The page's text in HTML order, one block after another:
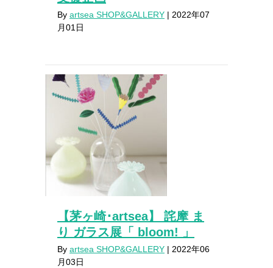
By artsea SHOP&GALLERY | 2022年07
月01日
【茅ヶ崎･artsea】 詫摩 ま
り ガラス展「 bloom! 」
By artsea SHOP&GALLERY | 2022年06
月03日